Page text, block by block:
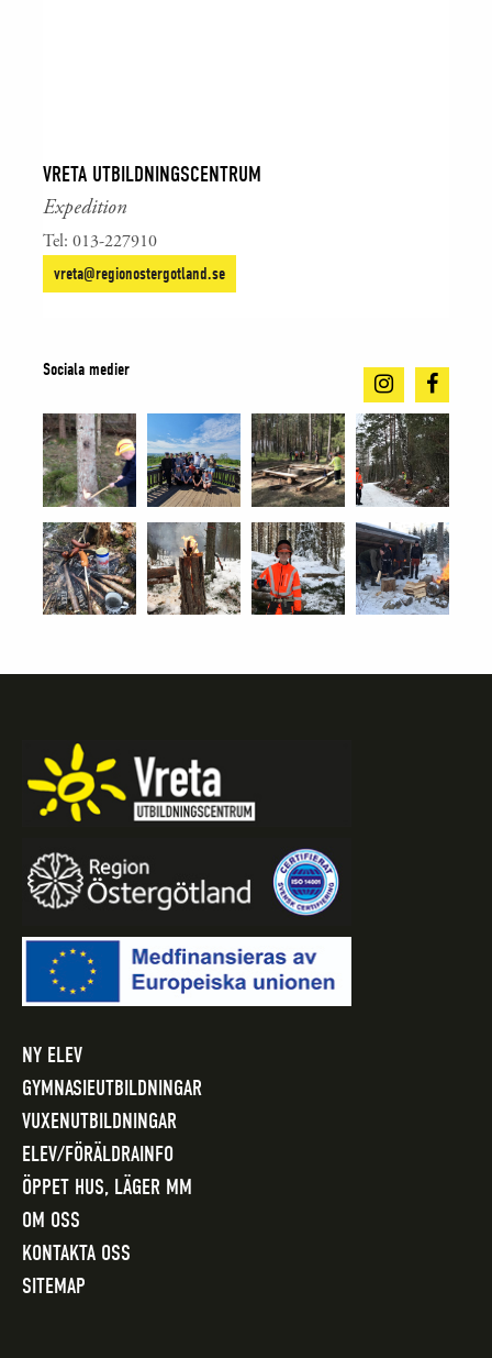
VRETA UTBILDNINGSCENTRUM
Expedition
Tel: 013-227910
vreta@regionostergotland.se
Sociala medier
NY ELEV
GYMNASIEUTBILDNINGAR
VUXENUTBILDNINGAR
ELEV/FÖRÄLDRAINFO
ÖPPET HUS, LÄGER MM
OM OSS
KONTAKTA OSS
SITEMAP